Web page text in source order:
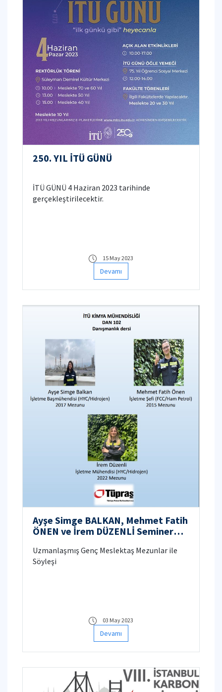
250. YIL İTÜ GÜNÜ
İTÜ GÜNÜ 4 Haziran 2023 tarihinde
gerçekleştirilecektir.
15 May 2023
Devamı
Ayşe Simge BALKAN, Mehmet Fatih
ÖNEN ve İrem DÜZENLİ Seminer
Uzmanlaşmış Genç Meslektaş Mezunlar ile
Söyleşi
03 May 2023
Devamı